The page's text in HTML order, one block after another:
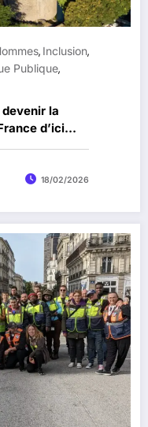
, Inclusion,
Publique,
la
d’ici
18/02/2026